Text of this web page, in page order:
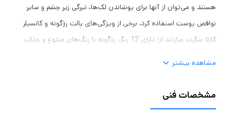
هستند و می‌توان از آنها برای پوشاندن لک‌ها، تیرگی زیر چشم و سایر
نواقص پوست استفاده کرد. برخی از ویژگی‌های پالت رژگونه و کانسیلر
کارلا سکرت عبارتند از: دارای 12 رنگ رژگونه با رنگ‌های متنوع و جذاب
پالت رژگونه و کانسیلر برای خانم‌هایی که به دنبال یک محصول کامل برای
مشاهده بیشتر
مشخصات فنی